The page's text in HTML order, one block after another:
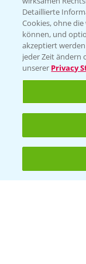
T.+49
KONTAKT
Hilfe in
+49
Detaillierte
Cookies, ohne
können, und
akzeptiert
jeder Zeit ändern
unserer Privacy